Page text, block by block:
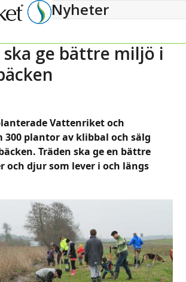
Nyheter
ge bättre miljö i
Vattenriket och
300 plantor av klibbal och sälg
Träden ska ge en bättre
och djur som lever i och längs